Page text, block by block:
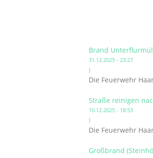
Brand
31.12.2025 - 23:27
)
Die Feuerwehr
Straße reinigen
10.12.2025 - 18:53
)
Die Feuerwehr
Großbrand